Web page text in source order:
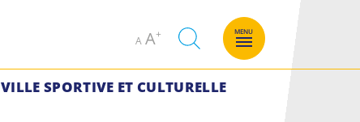
A
Decrease
font
AIncrease
size.
MENU
VILLE SPORTIVE ET CULTURELLE